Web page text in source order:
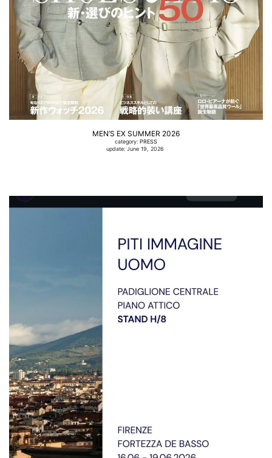
MEN’S EX SUMMER 2026
category: PRESS
update: June 19, 2026